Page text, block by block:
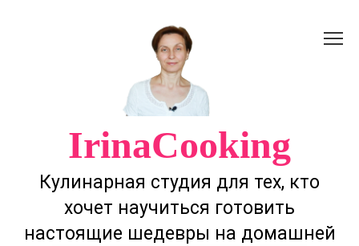
IrinaCooking
Кулинарная студия для тех, кто
хочет научиться готовить
настоящие шедевры на домашней